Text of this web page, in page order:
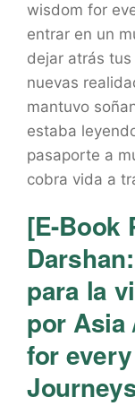
wisdom for
entrar en un
dejar atrás
nuevas
mantuvo
estaba
pasaporte a
cobra vida a
[E-Book
para la
por Asia
for